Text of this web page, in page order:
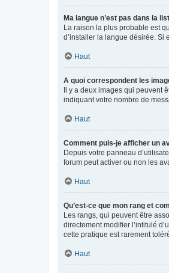
Ma langue n’est pas dans la
La raison la plus probable est
d’installer la langue désirée. Si
Haut
A quoi correspondent les
Il y a deux images qui peuvent
indiquant votre nombre de
Haut
Comment puis-je afficher un
Depuis votre panneau
forum peut activer ou non les
Haut
Qu’est-ce que mon rang et
Les rangs, qui peuvent être
directement modifier l’intitulé
cette pratique est rarement
Haut